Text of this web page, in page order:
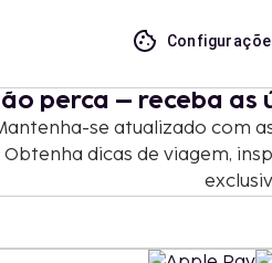
perca – receba
se atualizado com
Obtenha dicas de viagem,